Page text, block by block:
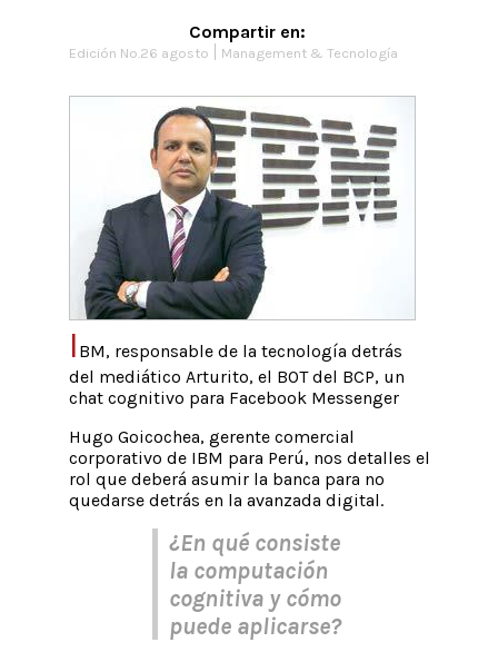
Compartir en:
Edición No.26 agosto Management & Tecnología
I BM, responsable de la tecnología detrás
del mediático Arturito, el BOT del BCP, un
chat cognitivo para Facebook Messenger
Hugo Goicochea, gerente comercial
corporativo de IBM para Perú, nos detalles el
rol que deberá asumir la banca para no
quedarse detrás en la avanzada digital.
¿En qué consiste
la computación
cognitiva y cómo
puede aplicarse?